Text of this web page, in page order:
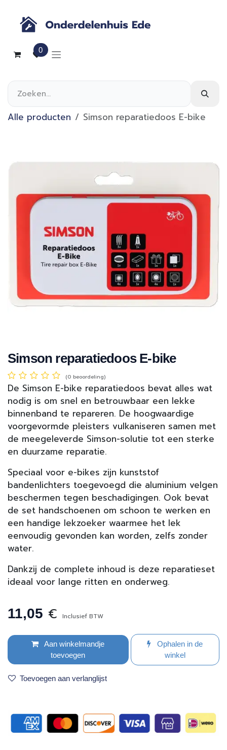
0
Alle producten Simson reparatiedoos E-bike
Simson reparatiedoos E-bike
(0 beoordeling)
De Simson E-bike reparatiedoos bevat alles wat
nodig is om snel en betrouwbaar een lekke
binnenband te repareren. De hoogwaardige
voorgevormde pleisters vulkaniseren samen met
de meegeleverde Simson-solutie tot een sterke
en duurzame reparatie.
Speciaal voor e-bikes zijn kunststof
bandenlichters toegevoegd die aluminium velgen
beschermen tegen beschadigingen. Ook bevat
de set handschoenen om schoon te werken en
een handige lekzoeker waarmee het lek
eenvoudig gevonden kan worden, zelfs zonder
water.
Dankzij de complete inhoud is deze reparatieset
ideaal voor lange ritten en onderweg.
11,05 € Inclusief BTW
Aan winkelmandje
toevoegen
Ophalen in de
winkel
Toevoegen aan verlanglijst